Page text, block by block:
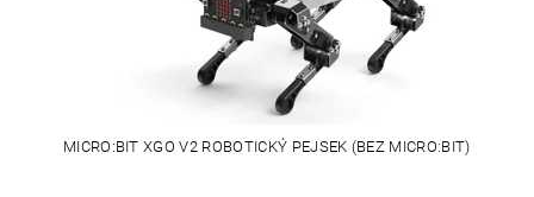
MICRO:BIT XGO V2 ROBOTICKÝ PEJSEK (BEZ MICRO:BIT)